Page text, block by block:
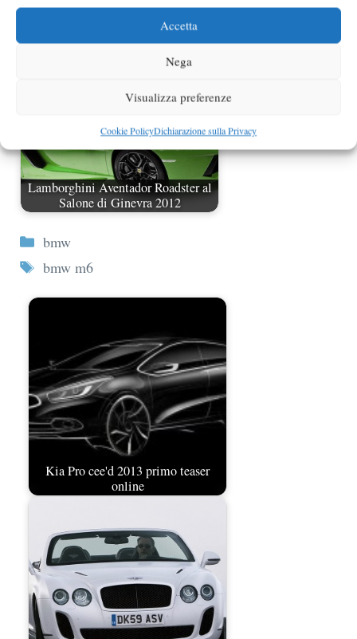
Accetta
Nega
Visualizza preferenze
Cookie PolicyDichiarazione sulla Privacy
Lamborghini Aventador Roadster al
Salone di Ginevra 2012
Categorie
bmw
Tag
bmw m6
Kia Pro cee'd 2013 primo teaser
online